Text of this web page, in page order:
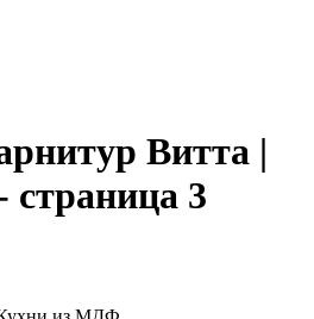
Витта |
страница 3